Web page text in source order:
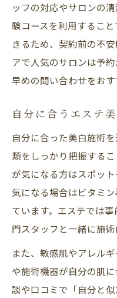
ッフの対応やサロンの
験コースを利用するこ
きるため、契約前の不
アで人気のサロンは予
早めの問い合わせをおす
自分に合うエステ
自分に合った美白施術
類をしっかり把握する
が気になる方はスポッ
気になる場合はビタミ
ています。エステでは
門スタッフと一緒に施術
また、敏感肌やアレル
や施術機器が自分の肌
談や口コミで「自分と